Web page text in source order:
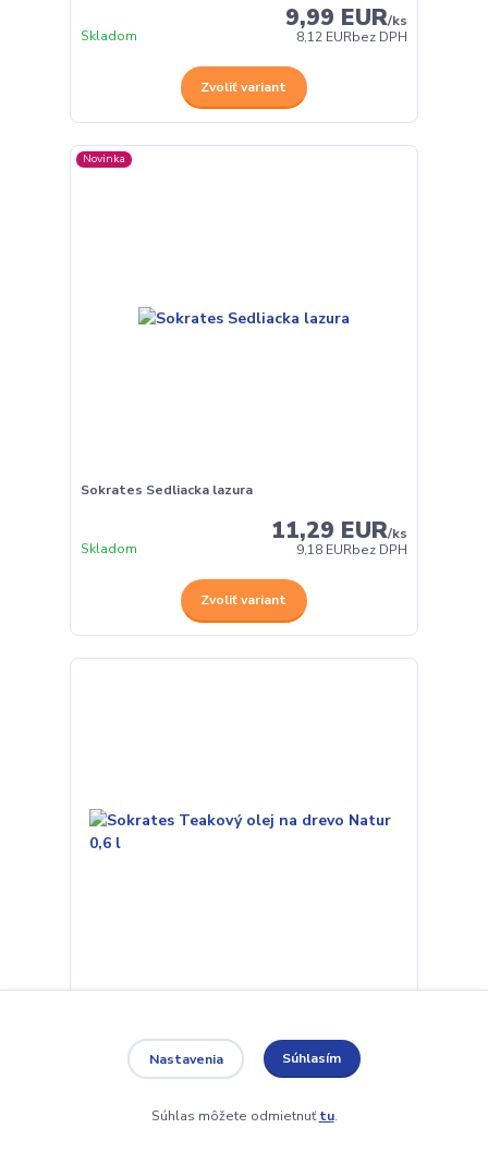
9,99 EUR/ks
8,12 EURbez DPH
Skladom
Zvoliť variant
Novinka
Sokrates Sedliacka lazura
11,29 EUR/ks
9,18 EURbez DPH
Skladom
Zvoliť variant
14,95 EUR
12,15 EUR
bez DPH
Skladom
Pridať do košíka
Nastavenia Súhlasím
Súhlas môžete odmietnuťtu.